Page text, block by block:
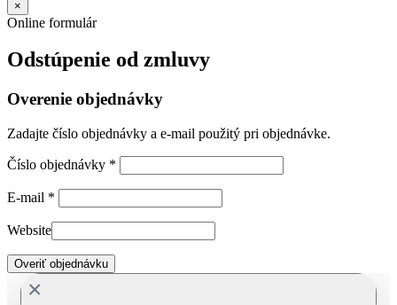
×
Online formulár
Odstúpenie od zmluvy
Overenie objednávky
Zadajte číslo objednávky a e-mail použitý pri objednávke.
Číslo objednávky *
E-mail *
Website
Overiť objednávku
×